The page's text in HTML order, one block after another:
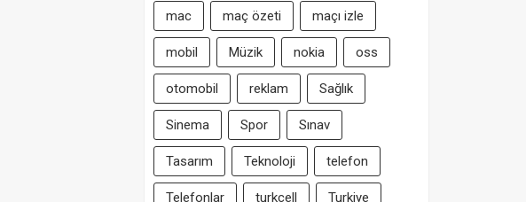
mac maç özeti maçı izle
mobil Müzik nokia oss
otomobil reklam Sağlık
Sinema Spor Sınav
Tasarım Teknoloji telefon
Telefonlar turkcell Turkiye